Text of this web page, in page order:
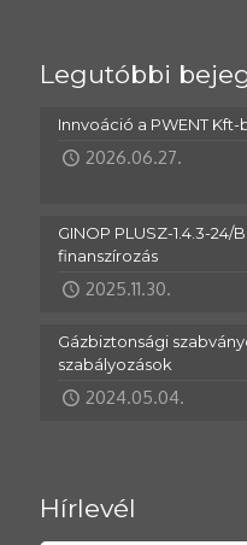
Legutóbbi
Innvoáció a PWENT Kft-
2026.06.27.
GINOP PLUSZ-1.4.3-
finanszírozás
2025.11.30.
Gázbiztonsági
szabályozások
2024.05.04.
Hírlevél